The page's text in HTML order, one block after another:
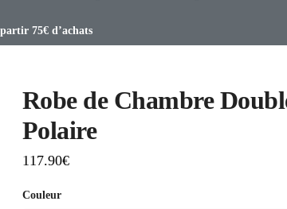
75€ d’achats
Robe de Chambre
Polaire
117.90€
Couleur